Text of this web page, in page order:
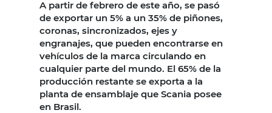
A partir de febrero de este año, se pasó
de exportar un 5% a un 35% de piñones,
coronas, sincronizados, ejes y
engranajes, que pueden encontrarse en
vehículos de la marca circulando en
cualquier parte del mundo. El 65% de la
producción restante se exporta a la
planta de ensamblaje que Scania posee
en Brasil.